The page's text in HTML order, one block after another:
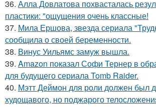
36. Алла Довлатова похвасталась
пластики: "ощущения очень классные!
37. Мила Ершова, звезда сериала
сообщила о своей беременности.
38. Винус Уильямс замуж вышла.
39. Amazon показал Софи Тернер в
для будущего сериала Tomb Raider.
40. Мэтт Деймон для роли должен был
худощавого, но поджарого